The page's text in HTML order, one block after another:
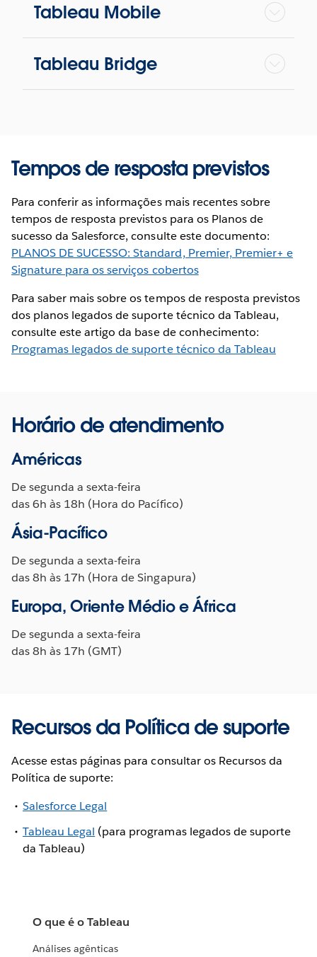
Tableau Mobile
Tableau Bridge
Tempos de resposta previstos
Para conferir as informações mais recentes sobre
tempos de resposta previstos para os Planos de
sucesso da Salesforce, consulte este documento:
PLANOS DE SUCESSO: Standard, Premier, Premier+ e
Signature para os serviços cobertos
Para saber mais sobre os tempos de resposta previstos
dos planos legados de suporte técnico da Tableau,
consulte este artigo da base de conhecimento:
Programas legados de suporte técnico da Tableau
Horário de atendimento
Américas
De segunda a sexta-feira
das 6h às 18h (Hora do Pacífico)
Ásia-Pacífico
De segunda a sexta-feira
das 8h às 17h (Hora de Singapura)
Europa, Oriente Médio e África
De segunda a sexta-feira
das 8h às 17h (GMT)
Recursos da Política de suporte
Acesse estas páginas para consultar os Recursos da
Política de suporte:
Salesforce Legal
Tableau Legal (para programas legados de suporte
da Tableau)
O que é o Tableau
Análises agênticas